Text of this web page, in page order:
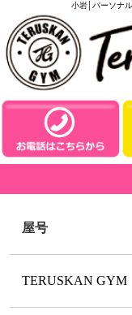
小岩│パーソナ
屋号
TERUSKAN GYM